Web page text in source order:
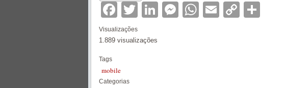
Facebook
TwitterLinkedIn
Messenger
WhatsApp
EmailCopy
Visualizações
1.889 visualizações
Tags
mobile
Categorias